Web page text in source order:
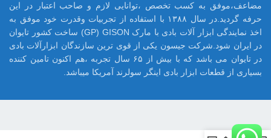
مضاعف،موفق به کسب تخصص ،توانایی لازم و صاحب اعتبار در این
حرفه گردید.در سال ۱۳۸۸ با استفاده از تجربیات وقدرت خود موفق به
اخذ نمایندگی ابزار آلات بادی با مارک GP) GISON) ساخت کشور تایوان
در ایران شود.شرکت جیسون یکی از قوی ترین سازندگان ابزارآلات بادی
در تایوان می باشد که با بیش از ۶۵ سال تجربه ،هم اکنون تامین کننده
بسیاری از قطعات ابزار بادی اینگر سولرند آمریکا میباشد.